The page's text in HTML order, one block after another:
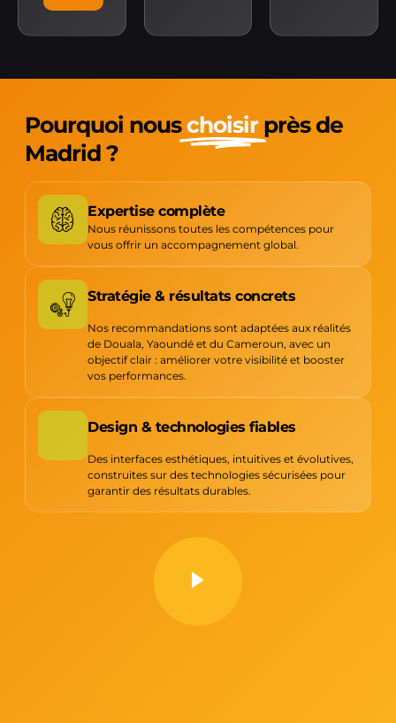
Pourquoi nouschoisir près de
Madrid ?
Expertise complète
Nous réunissons toutes les compétences pour
vous offrir un accompagnement global.
Stratégie & résultats concrets
Nos recommandations sont adaptées aux réalités
de Douala, Yaoundé et du Cameroun, avec un
objectif clair : améliorer votre visibilité et booster
vos performances.
Design & technologies fiables
Des interfaces esthétiques, intuitives et évolutives,
construites sur des technologies sécurisées pour
garantir des résultats durables.